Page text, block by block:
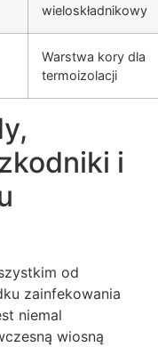
wieloskładnikowy
Warstwa kory dla
termoizolacji
i
od
zainfekowania
niemal
wiosną